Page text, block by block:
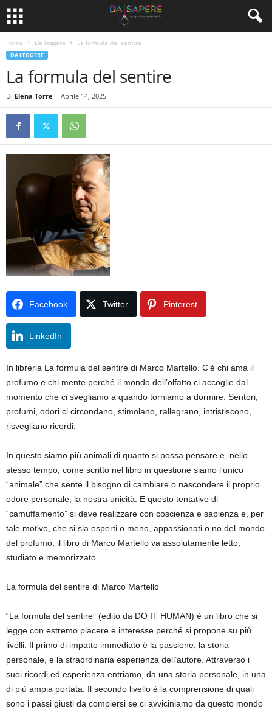
Home Da leggere La formula del sentire
DA LEGGERE
La formula del sentire
Di Elena Torre - Aprile 14, 2025
Facebook Twitter Pinterest
LinkedIn
In libreria La formula del sentire di Marco Martello. C’è chi ama il
profumo e chi mente perché il mondo dell’olfatto ci accoglie dal
momento che ci svegliamo a quando torniamo a dormire. Sentori,
profumi, odori ci circondano, stimolano, rallegrano, intristiscono,
risvegliano ricordi.
In questo siamo più animali di quanto si possa pensare e, nello
stesso tempo, come scritto nel libro in questione siamo l’unico
“animale” che sente il bisogno di cambiare o nascondere il proprio
odore personale, la nostra unicità. E questo tentativo di
“camuffamento” si deve realizzare con coscienza e sapienza e, per
tale motivo, che si sia esperti o meno, appassionati o no del mondo
del profumo, il libro di Marco Martello va assolutamente letto,
studiato e memorizzato.
La formula del sentire di Marco Martello
“La formula del sentire” (edito da DO IT HUMAN) è un libro che si
legge con estremo piacere e interesse perché si propone su più
livelli. Il primo di impatto immediato è la passione, la storia
personale, e la straordinaria esperienza dell’autore. Attraverso i
suoi ricordi ed esperienza entriamo, da una storia personale, in una
di più ampia portata. Il secondo livello è la comprensione di quali
sono i passi giusti da compiersi se ci avviciniamo da questo mondo